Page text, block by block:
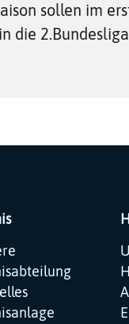
sollen im
die